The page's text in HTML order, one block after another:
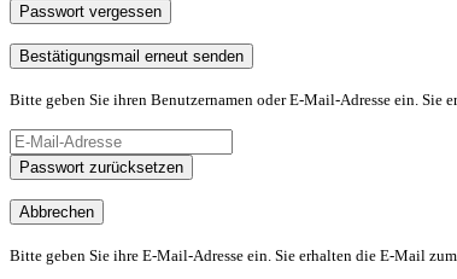
Passwort vergessen
Bestätigungsmail erneut senden
Bitte geben Sie ihren Benutzernamen oder E-Mail-Adresse ein. Sie
Passwort zurücksetzen
Abbrechen
Bitte geben Sie ihre E-Mail-Adresse ein. Sie erhalten die E-Mail